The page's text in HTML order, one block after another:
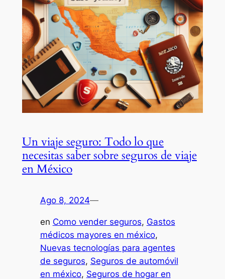
Un viaje seguro: Todo lo que
necesitas saber sobre seguros de viaje
en México
Ago 8, 2024—
en Como vender seguros, Gastos
médicos mayores en méxico
Nuevas tecnologías para agentes
de seguros, Seguros de automóvil
en méxico, Seguros de hogar en